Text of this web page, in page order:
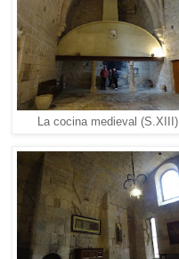
La cocina medieval (S.XIII).